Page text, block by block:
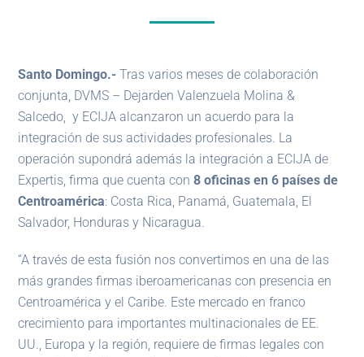
Santo Domingo.- Tras varios meses de colaboración
conjunta, DVMS – Dejarden Valenzuela Molina &
Salcedo, y ECIJA alcanzaron un acuerdo para la
integración de sus actividades profesionales. La
operación supondrá además la integración a ECIJA de
Expertis, firma que cuenta con8 oficinas en 6 países de
Centroamérica: Costa Rica, Panamá, Guatemala, El
Salvador, Honduras y Nicaragua.
“A través de esta fusión nos convertimos en una de las
más grandes firmas iberoamericanas con presencia en
Centroamérica y el Caribe. Este mercado en franco
crecimiento para importantes multinacionales de EE.
UU., Europa y la región, requiere de firmas legales con